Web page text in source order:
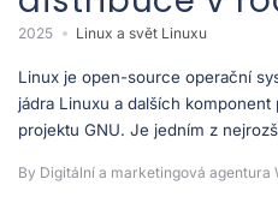
2025 Linux a svět Linuxu
Linux je open-source operační
jádra Linuxu a dalších
projektu GNU. Je jedním z
By Digitální a marketingová agentura